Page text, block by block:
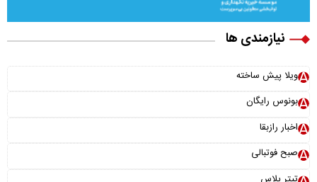
نیازمندی ها
ویلا پیش ساخته
بونوس رایگان
اخبار رازبقا
صبح فوتبالی